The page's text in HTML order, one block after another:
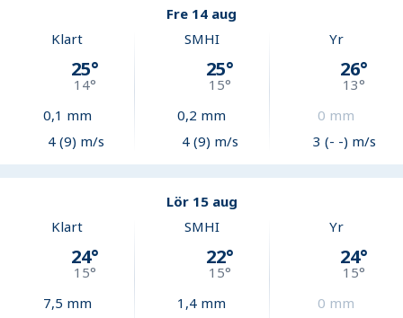
Fre 14 aug
Klart
25°
14°
0,1 mm
4 (9) m/s
SMHI
25°
15°
0,2 mm
4 (9) m/s
Yr
26°
13°
0 mm
3 (- -) m/s
Lör 15 aug
Klart
24°
15°
7,5 mm
SMHI
22°
15°
1,4 mm
Yr
24°
15°
0 mm